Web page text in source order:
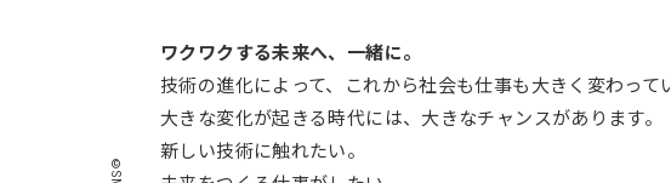
ワクワクする未来へ、一緒に。
技術の進化によって、これから社会も仕事も大きく変わって
大きな変化が起きる時代には、大きなチャンスがあります。
新しい技術に触れたい。